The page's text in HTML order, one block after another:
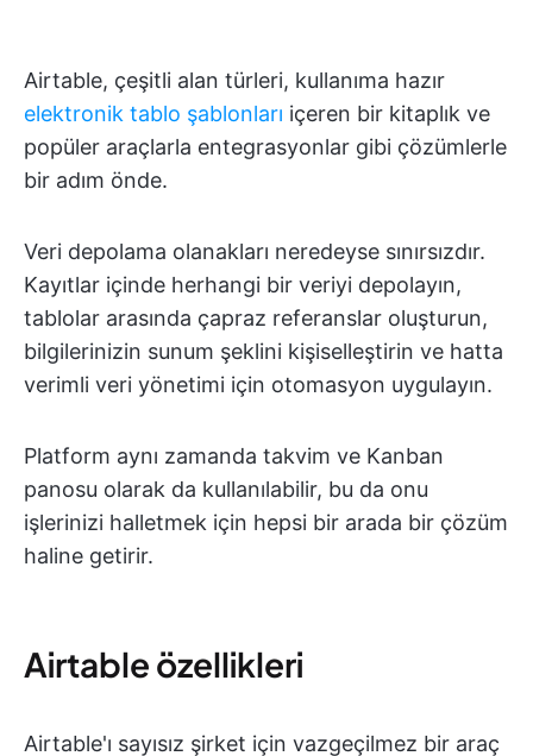
Airtable, çeşitli alan türleri, kullanıma hazır
elektronik tablo şablonları içeren bir kitaplık ve
popüler araçlarla entegrasyonlar gibi çözümlerle
bir adım önde.
Veri depolama olanakları neredeyse sınırsızdır.
Kayıtlar içinde herhangi bir veriyi depolayın,
tablolar arasında çapraz referanslar oluşturun,
bilgilerinizin sunum şeklini kişiselleştirin ve hatta
verimli veri yönetimi için otomasyon uygulayın.
Platform aynı zamanda takvim ve Kanban
panosu olarak da kullanılabilir, bu da onu
işlerinizi halletmek için hepsi bir arada bir çözüm
haline getirir.
Airtable özellikleri
Airtable'ı sayısız şirket için vazgeçilmez bir araç